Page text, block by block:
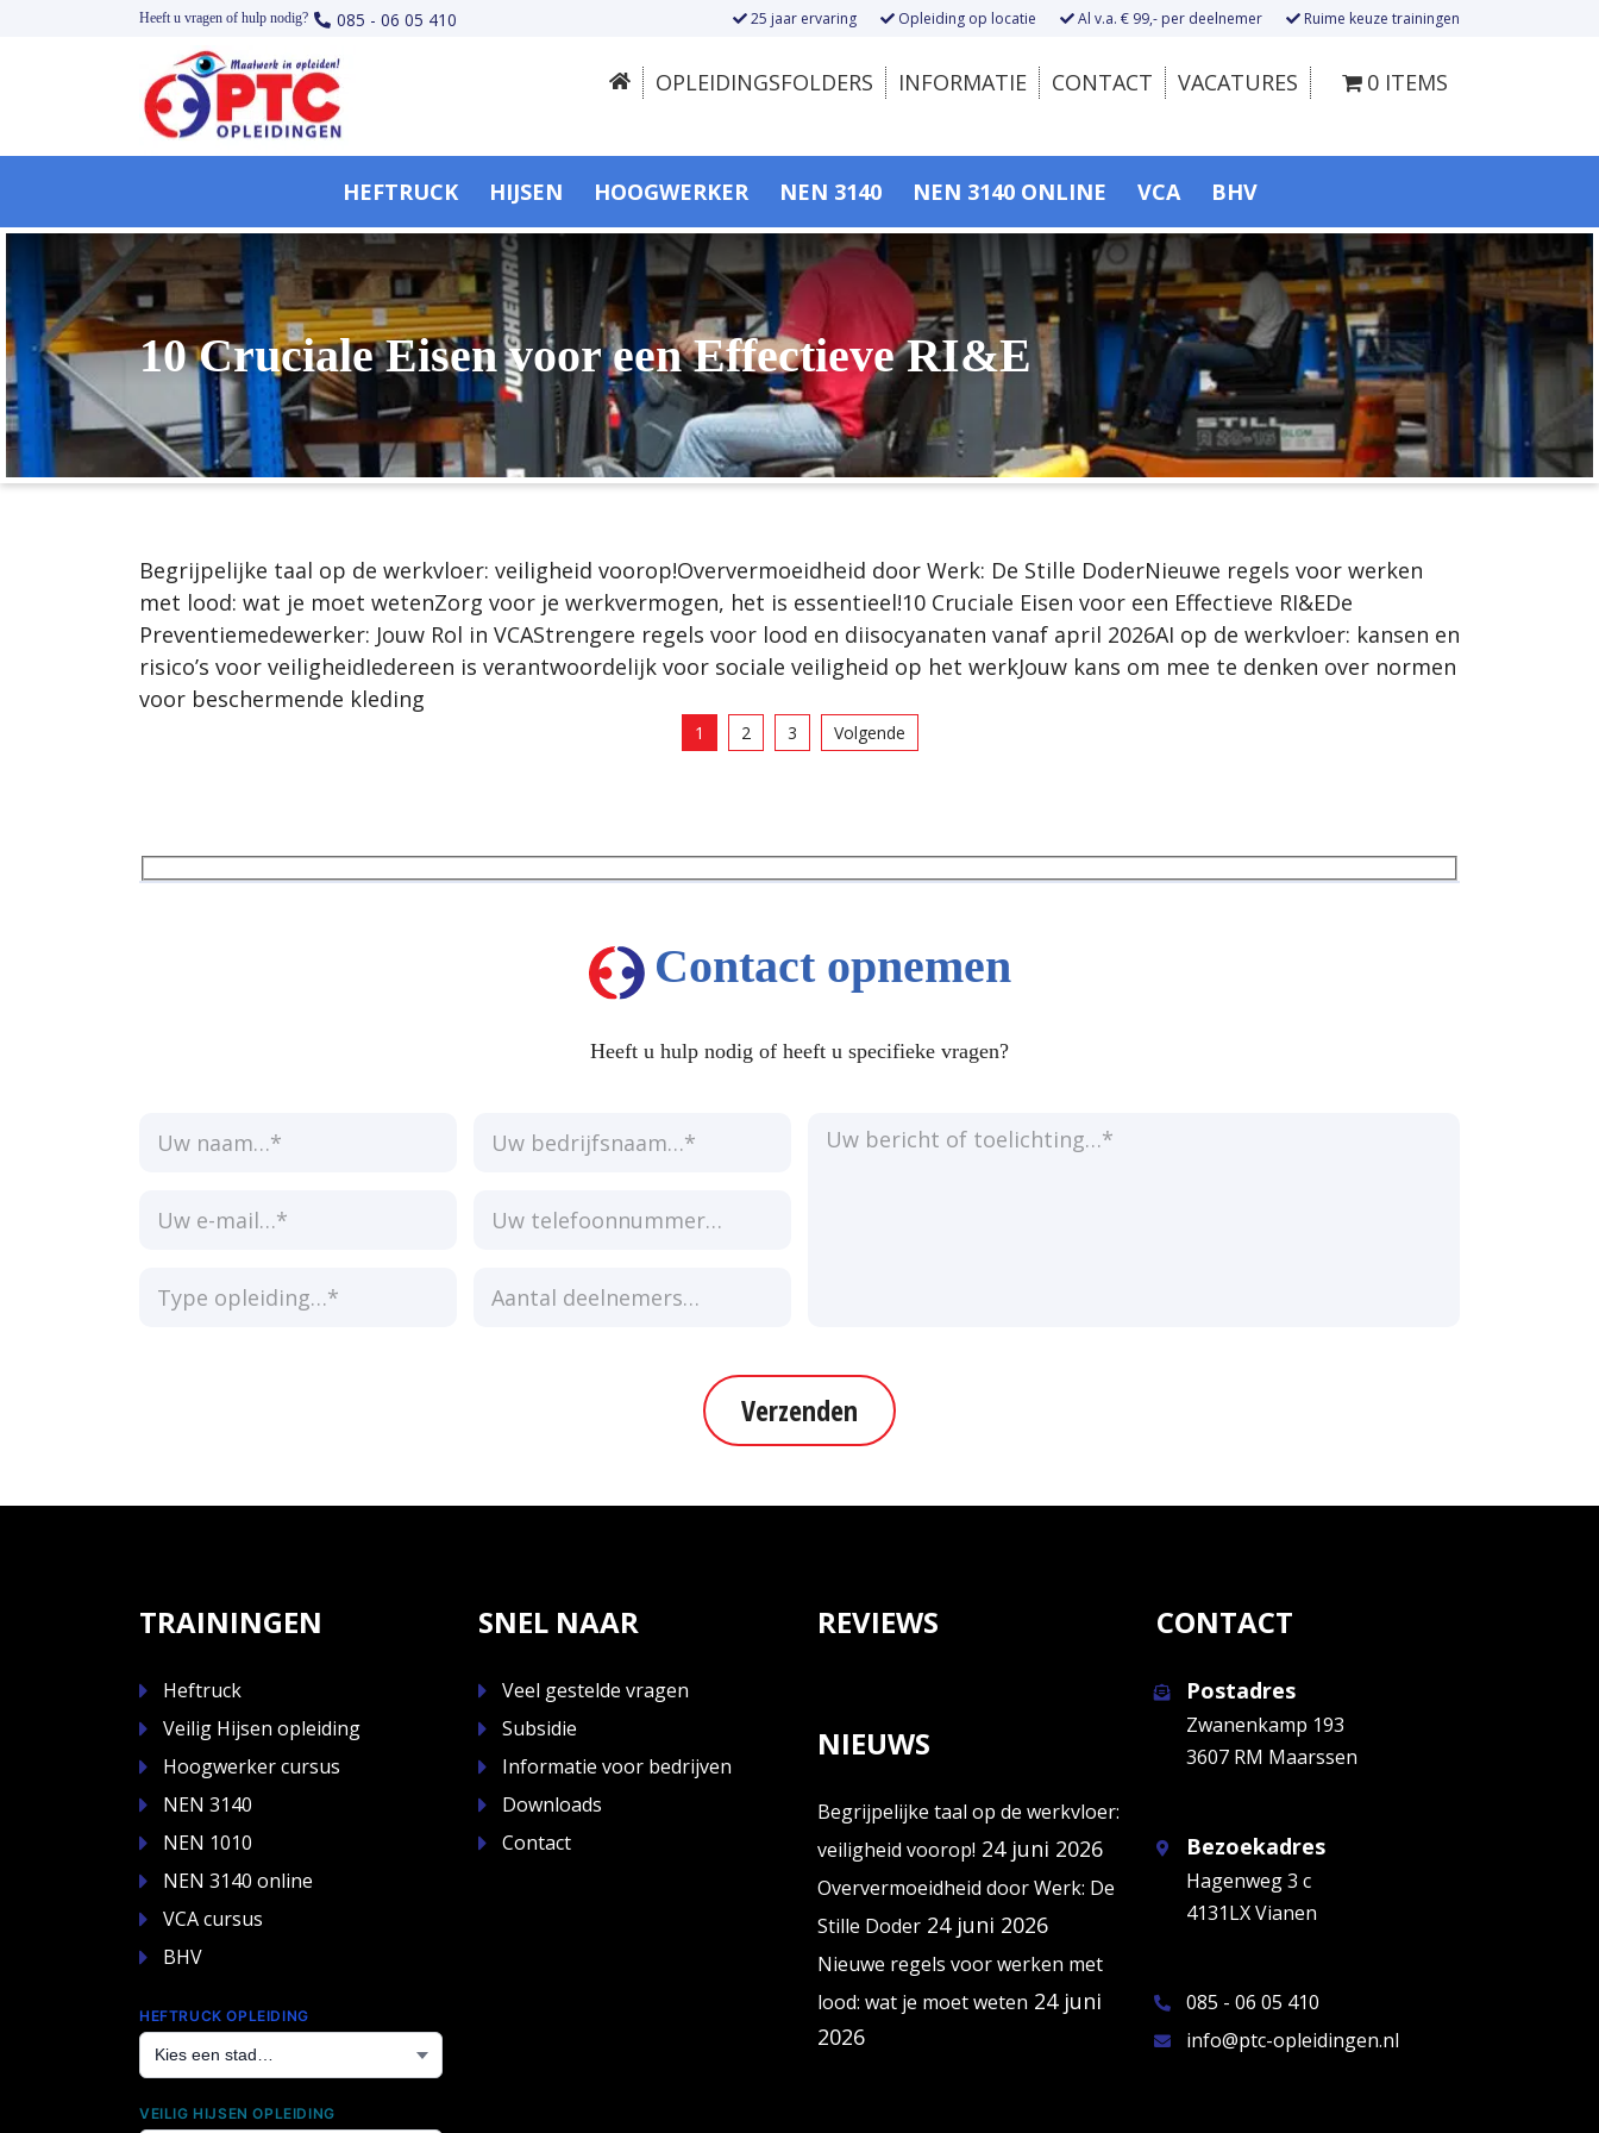
Heeft u vragen of hulp nodig? 085 - 06 05 410 25 jaar ervaring Opleiding op locatie Al v.a. € 99,- per deelnemer Ruime keuze trainingen
OPLEIDINGSFOLDERS INFORMATIE CONTACT VACATURES 0 ITEMS
HEFTRUCK HIJSEN HOOGWERKER NEN 3140 NEN 3140 ONLINE VCA BHV
10 Cruciale Eisen voor een Effectieve RI&E
Begrijpelijke taal op de werkvloer: veiligheid voorop!Oververmoeidheid door Werk: De Stille DoderNieuwe regels voor werken
met lood: wat je moet wetenZorg voor je werkvermogen, het is essentieel!10 Cruciale Eisen voor een Effectieve RI&EDe
Preventiemedewerker: Jouw Rol in VCAStrengere regels voor lood en diisocyanaten vanaf april 2026AI op de werkvloer: kansen en
risico’s voor veiligheidIedereen is verantwoordelijk voor sociale veiligheid op het werkJouw kans om mee te denken over normen
voor beschermende kleding
1 2 3 Volgende
Contact opnemen
Heeft u hulp nodig of heeft u specifieke vragen?
Verzenden
TRAININGEN
Heftruck
Veilig Hijsen opleiding
Hoogwerker cursus
NEN 3140
NEN 1010
NEN 3140 online
VCA cursus
BHV
HEFTRUCK OPLEIDING
VEILIG HIJSEN OPLEIDING
SNEL NAAR
Veel gestelde vragen
Subsidie
Informatie voor bedrijven
Downloads
Contact
REVIEWS
NIEUWS
Begrijpelijke taal op de werkvloer:
veiligheid voorop! 24 juni 2026
Oververmoeidheid door Werk: De
Stille Doder 24 juni 2026
Nieuwe regels voor werken met
lood: wat je moet weten 24 juni
2026
CONTACT
Postadres
Zwanenkamp 193
3607 RM Maarssen
Bezoekadres
Hagenweg 3 c
4131LX Vianen
085 - 06 05 410
info@ptc-opleidingen.nl